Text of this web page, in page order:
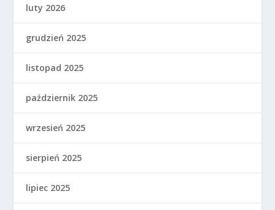
luty 2026
grudzień 2025
listopad 2025
październik 2025
wrzesień 2025
sierpień 2025
lipiec 2025